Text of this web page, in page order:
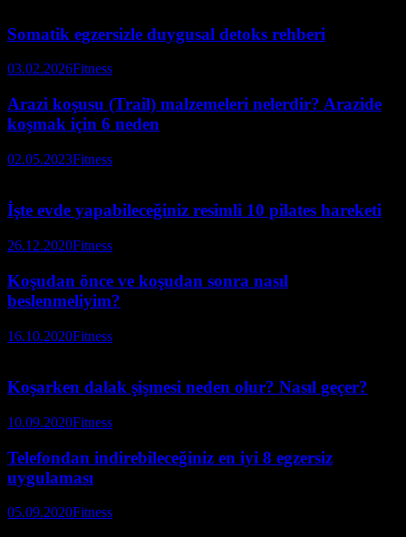
Somatik egzersizle duygusal detoks rehberi
03.02.2026Fitness
Arazi koşusu (Trail) malzemeleri nelerdir? Arazide
koşmak için 6 neden
02.05.2023Fitness
İşte evde yapabileceğiniz resimli 10 pilates hareketi
26.12.2020Fitness
Koşudan önce ve koşudan sonra nasıl
beslenmeliyim?
16.10.2020Fitness
Koşarken dalak şişmesi neden olur? Nasıl geçer?
10.09.2020Fitness
Telefondan indirebileceğiniz en iyi 8 egzersiz
uygulaması
05.09.2020Fitness